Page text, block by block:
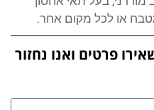
או לכל מקום אחר.
פרטים ואנו נחזור